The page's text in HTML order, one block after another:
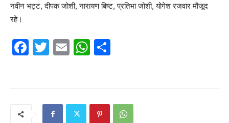
नवीन भट्ट, दीपक जोशी, नारायण बिष्ट, प्रतिभा जोशी, योगेश रजवार मौजूद
रहे।
F
T
E
W
A